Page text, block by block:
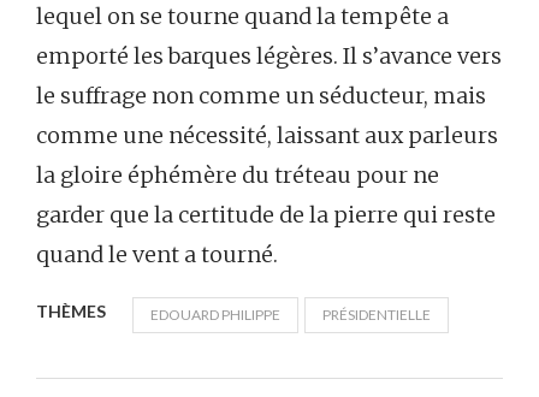
lequel on se tourne quand la tempête a
emporté les barques légères. Il s’avance vers
le suffrage non comme un séducteur, mais
comme une nécessité, laissant aux parleurs
la gloire éphémère du tréteau pour ne
garder que la certitude de la pierre qui reste
quand le vent a tourné.
THÈMES EDOUARD PHILIPPE PRÉSIDENTIELLE